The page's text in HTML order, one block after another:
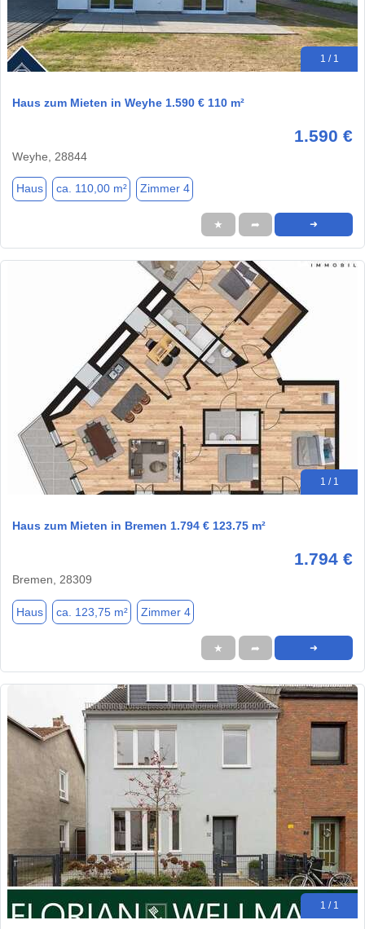
1 / 1
Haus zum Mieten in Weyhe 1.590 € 110 m²
1.590 €
Weyhe, 28844
Haus ca. 110,00 m² Zimmer 4
★ ➦ ➜
1 / 1
Haus zum Mieten in Bremen 1.794 € 123.75 m²
1.794 €
Bremen, 28309
Haus ca. 123,75 m² Zimmer 4
★ ➦ ➜
1 / 1